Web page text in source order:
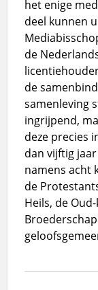
het enige
deel kunnen
de
de
samenleving
ingrijpend,
deze precies
dan vijftig
namens acht
de
Heils, de